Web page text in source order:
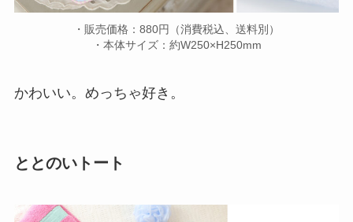
・販売価格：880円（消費税込、送料別）
・本体サイズ：約W250×H250mm
かわいい。めっちゃ好き。
ととのいトート